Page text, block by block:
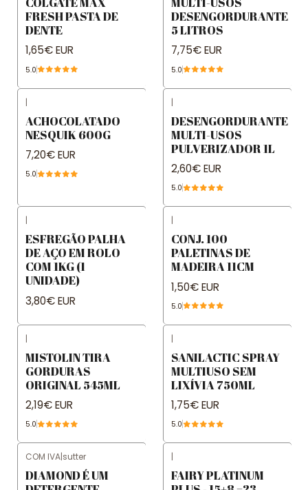
FRESH PASTA DE
DENTE
1,65€ EUR
5.0
DESENGORDURANTE
5 LITROS
7,75€ EUR
5.0
|
ACHOCOLATADO
NESQUIK 600G
7,20€ EUR
5.0
|
DESENGORDURANTE
MULTI-USOS
PULVERIZADOR 1L
2,60€ EUR
5.0
|
ESFREGÃO PALHA
DE AÇO EM ROLO
COM 1KG (1
UNIDADE)
3,80€ EUR
|
CONJ. 100
PALETINAS DE
MADEIRA 11CM
1,50€ EUR
5.0
|
MISTOLIN TIRA
GORDURAS
ORIGINAL 545ML
2,19€ EUR
5.0
|
SANILACTIC SPRAY
MULTIUSO SEM
LIXÍVIA 750ML
1,75€ EUR
5.0
COM IVA|sutter
DIAMOND É UM
|
FAIRY PLATINUM